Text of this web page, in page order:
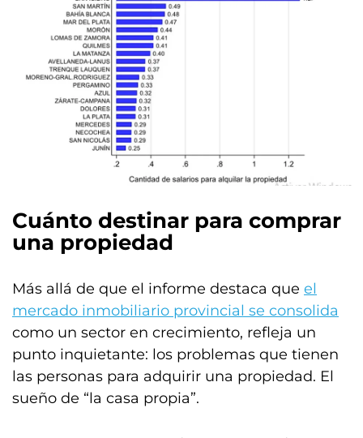
Cuánto destinar para comprar
una propiedad
Más allá de que el informe destaca que el
mercado inmobiliario provincial se consolida
como un sector en crecimiento, refleja un
punto inquietante: los problemas que tienen
las personas para adquirir una propiedad. El
sueño de “la casa propia”.